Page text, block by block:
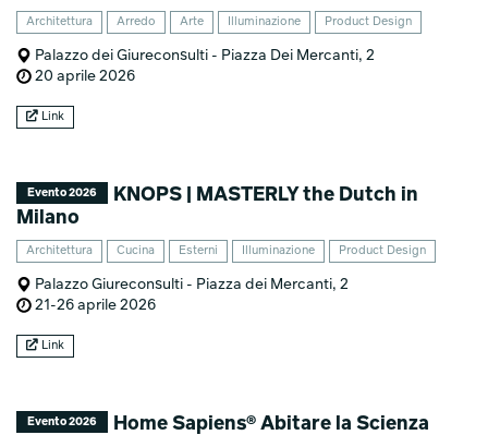
Architettura Arredo Arte Illuminazione Product Design
Palazzo dei Giureconsulti - Piazza Dei Mercanti, 2
20 aprile 2026
Link
Evento 2026
KNOPS | MASTERLY the Dutch in
Milano
Architettura Cucina Esterni Illuminazione Product Design
Palazzo Giureconsulti - Piazza dei Mercanti, 2
21-26 aprile 2026
Link
Evento 2026 Home Sapiens® Abitare la Scienza